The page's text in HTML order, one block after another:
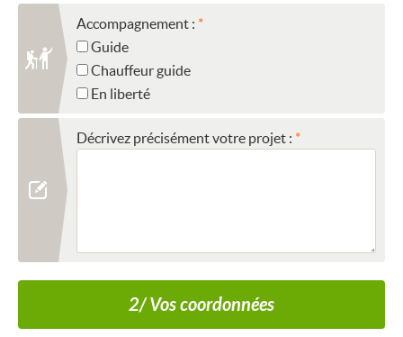
Accompagnement :
Guide
Chauffeur guide
En liberté
Décrivez précisément votre projet :
2/ Vos coordonnées